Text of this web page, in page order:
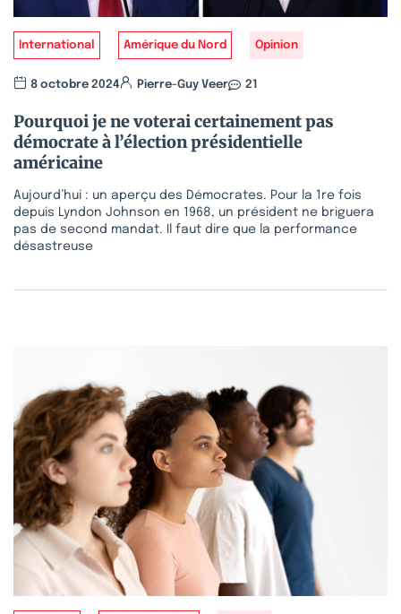
International Amérique du Nord Opinion
8 octobre 2024 Pierre-Guy Veer 21
Pourquoi je ne voterai certainement pas
démocrate à l’élection présidentielle
américaine
Aujourd’hui : un aperçu des Démocrates. Pour la 1re fois
depuis Lyndon Johnson en 1968, un président ne briguera
pas de second mandat. Il faut dire que la performance
désastreuse